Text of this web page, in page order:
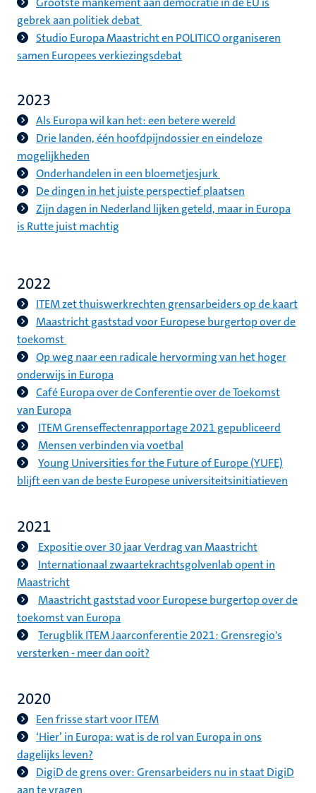
gebrek aan politiek debat
Studio Europa Maastricht en POLITICO organiseren
samen Europees verkiezingsdebat
2023
Als Europa wil kan het: een betere wereld
Drie landen, één hoofdpijndossier en eindeloze
mogelijkheden
Onderhandelen in een bloemetjesjurk
De dingen in het juiste perspectief plaatsen
Zijn dagen in Nederland lijken geteld, maar in Europa
is Rutte juist machtig
2022
ITEM zet thuiswerkrechten grensarbeiders op de kaart
Maastricht gaststad voor Europese burgertop over de
toekomst
Op weg naar een radicale hervorming van het hoger
onderwijs in Europa
Café Europa over de Conferentie over de Toekomst
van Europa
ITEM Grenseffectenrapportage 2021 gepubliceerd
Mensen verbinden via voetbal
Young Universities for the Future of Europe (YUFE)
blijft een van de beste Europese universiteitsinitiatieven
2021
Expositie over 30 jaar Verdrag van Maastricht
Internationaal zwaartekrachtsgolvenlab opent in
Maastricht
Maastricht gaststad voor Europese burgertop over de
toekomst van Europa
Terugblik ITEM Jaarconferentie 2021: Grensregio's
versterken - meer dan ooit?
2020
Een frisse start voor ITEM
‘Hier’ in Europa: wat is de rol van Europa in ons
dagelijks leven?
DigiD de grens over: Grensarbeiders nu in staat DigiD
aan te vragen